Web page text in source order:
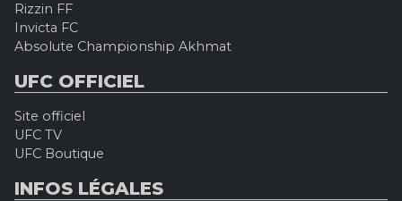
Rizzin FF
Invicta FC
Absolute Championship Akhmat
UFC OFFICIEL
Site officiel
UFC TV
UFC Boutique
INFOS LÉGALES